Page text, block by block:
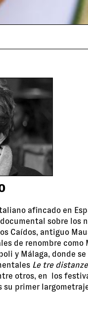
afincado en
sobre los
Caídos, antiguo
de renombre como
y Málaga, donde
Le tre distanze
otros, en los
su primer